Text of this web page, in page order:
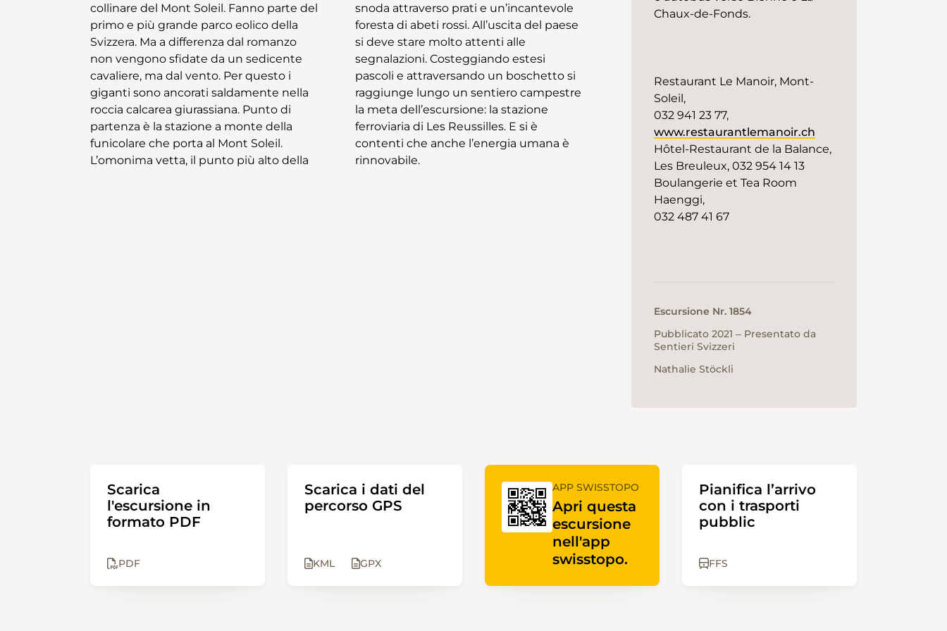
collinare del Mont Soleil. Fanno parte del
primo e più grande parco eolico della
Svizzera. Ma a differenza dal romanzo
non vengono sfidate da un sedicente
cavaliere, ma dal vento. Per questo i
giganti sono ancorati saldamente nella
roccia calcarea giurassiana. Punto di
partenza è la stazione a monte della
funicolare che porta al Mont Soleil.
L’omonima vetta, il punto più alto della
snoda attraverso prati e un’incantevole
foresta di abeti rossi. All’uscita del paese
si deve stare molto attenti alle
segnalazioni. Costeggiando estesi
pascoli e attraversando un boschetto si
raggiunge lungo un sentiero campestre
la meta dell’escursione: la stazione
ferroviaria di Les Reussilles. E si è
contenti che anche l’energia umana è
rinnovabile.
Chaux-de-Fonds.
Restaurant Le Manoir, Mont-
Soleil,
032 941 23 77,
www.restaurantlemanoir.ch
Hôtel-Restaurant de la Balance,
Les Breuleux, 032 954 14 13
Boulangerie et Tea Room
Haenggi,
032 487 41 67
Escursione Nr. 1854
Pubblicato 2021 ‒ Presentato da
Sentieri Svizzeri
Nathalie Stöckli
Scarica
l'escursione in
formato PDF
PDF
Scarica i dati del
percorso GPS
KML GPX
APP SWISSTOPO
Apri questa
escursione
nell'app
swisstopo.
Pianifica l’arrivo
con i trasporti
pubblic
FFS